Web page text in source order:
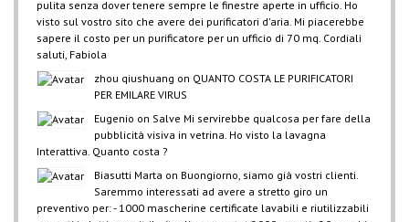
pulita senza dover tenere sempre le finestre aperte in ufficio. Ho
visto sul vostro sito che avere dei purificatori d'aria. Mi piacerebbe
sapere il costo per un purificatore per un ufficio di 70 mq. Cordiali
saluti, Fabiola
zhou qiushuang on QUANTO COSTA LE PURIFICATORI
PER EMILARE VIRUS
Eugenio on Salve Mi servirebbe qualcosa per fare della
pubblicità visiva in vetrina. Ho visto la lavagna
Interattiva. Quanto costa ?
Biasutti Marta on Buongiorno, siamo già vostri clienti.
Saremmo interessati ad avere a stretto giro un
preventivo per: - 1000 mascherine certificate lavabili e riutilizzabili